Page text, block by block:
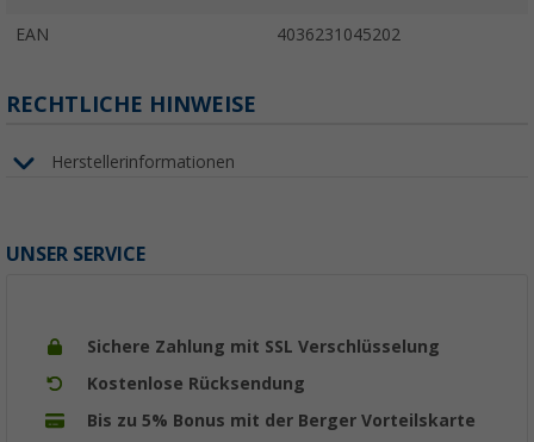
EAN 4036231045202
RECHTLICHE HINWEISE
Herstellerinformationen
UNSER SERVICE
Sichere Zahlung mit SSL Verschlüsselung
Kostenlose Rücksendung
Bis zu 5% Bonus mit der Berger Vorteilskarte